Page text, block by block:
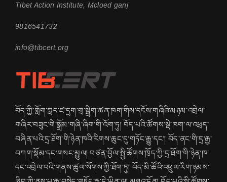
Tibet Action Institute, Mcloed ganj
9816541732
info@tibcert.org
བོད་ཀྱི་གློག་ཀླད་ཛ་དྲག་གྲ་སྒྲིག་ཚན་ཁག་གིས་དངོས་གཞིའི་མཉམ་འབྲེལ་
གཞིར་བཟུང་གི་སྒྲོམ་གཞི་ཞིག་གི་འོག་ཏུ། བོད་པའི་ཚོགས་སྡེ་ཁག་ལ་འཕྲད་
བཞིན་པའི་དྲ་ཐོག་གི་ཉེན་ཁའི་རིགས་ཆུང་དུ་གཏོང་རྒྱུ་དང་། བོད་ནང་གི་དྲ་རྒྱ་
བཀག་སྡོམ་དང་གསང་མྱུལ། བཙན་བྱོལ་སྤྱི་ཚོགས་ཁྲོད་ཀྱི་དྲ་ཐོག་གི་ཉེན་ཁ་
དང་འབྲེལ་བའི་གནས་ཚུལ་སོགས་ཀྱི་ཐོག་ཏུ། བོད་མི་ཚོའི་འཕྲུལ་རིག་ཉམས་